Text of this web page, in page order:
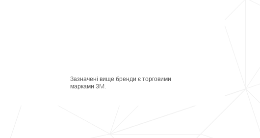
Зазначені вище бренди є торговими
марками 3M.